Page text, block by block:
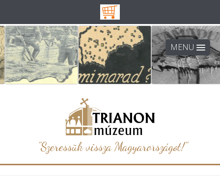
MENU
"Szeressük vissza Magyarországot!"